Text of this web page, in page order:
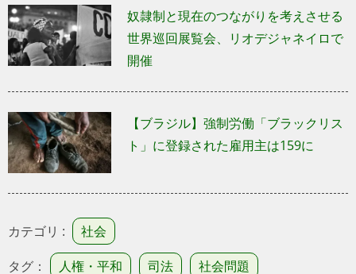
奴隷制と現在のつながりを考えさせる
世界巡回展覧会、リオデジャネイロで
開催
【ブラジル】強制労働「ブラックリス
ト」に登録された雇用主は159に
カテゴリ :
社会
タグ：
人権・平和 司法 社会問題